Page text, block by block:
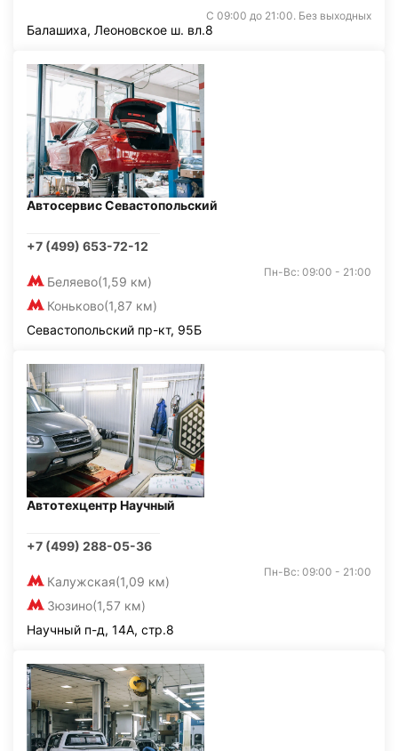
С 09:00 до 21:00. Без выходных
Балашиха, Леоновское ш. вл.8
Автосервис Севастопольский
+7 (499) 653-72-12
Беляево(1,59 км)
Коньково(1,87 км)
Пн-Вс: 09:00 - 21:00
Севастопольский пр-кт, 95Б
Автотехцентр Научный
+7 (499) 288-05-36
Калужская(1,09 км)
Зюзино(1,57 км)
Пн-Вс: 09:00 - 21:00
Научный п-д, 14А, стр.8